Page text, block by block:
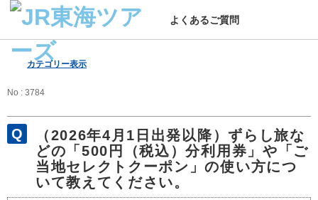
よくあるご質問
カテゴリー表示
No : 3784
（2026年4月1日出発以降）ずらし旅な
どの「500円（税込）分利用券」や「ご
当地セレクトクーポン」の使い方につ
いて教えてください。